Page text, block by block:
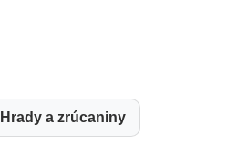
Hrady a zrúcaniny